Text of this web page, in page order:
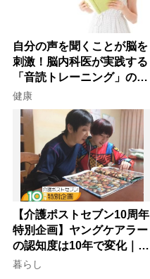
自分の声を聞くことが脳を
刺激！脳内科医が実践する
「音読トレーニング」の極
意
健康
【介護ポストセブン10周年
特別企画】ヤングケアラー
の認知度は10年で変化｜流
行語大賞にノミネート、法
暮らし